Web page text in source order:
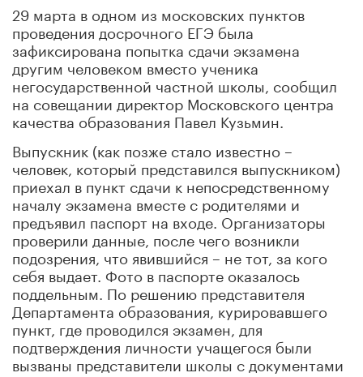
29 марта в одном из московских пунктов
проведения досрочного ЕГЭ была
зафиксирована попытка сдачи экзамена
другим человеком вместо ученика
негосударственной частной школы, сообщил
на совещании директор Московского центра
качества образования Павел Кузьмин.
Выпускник (как позже стало известно –
человек, который представился выпускником)
приехал в пункт сдачи к непосредственному
началу экзамена вместе с родителями и
предъявил паспорт на входе. Организаторы
проверили данные, после чего возникли
подозрения, что явившийся – не тот, за кого
себя выдает. Фото в паспорте оказалось
поддельным. По решению представителя
Департамента образования, курировавшего
пункт, где проводился экзамен, для
подтверждения личности учащегося были
вызваны представители школы с документами